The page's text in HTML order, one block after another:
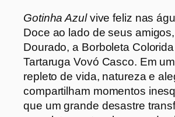
Gotinha Azulvive feliz nas
Doce ao lado de seus
Dourado, a Borboleta
Tartaruga Vovó Casco. Em
repleto de vida, natureza e
compartilham momentos
que um grande desastre